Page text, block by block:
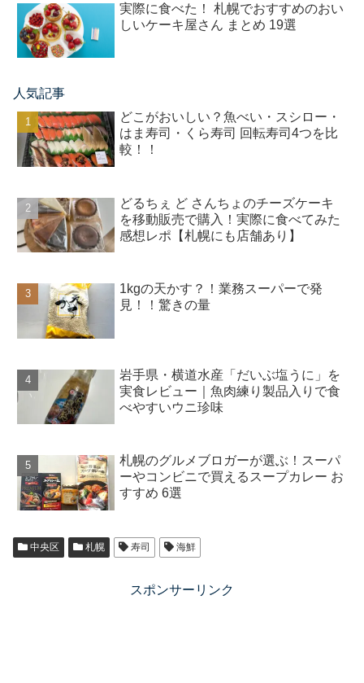
実際に食べた！ 札幌でおすすめのおい
しいケーキ屋さん まとめ 19選
人気記事
どこがおいしい？魚べい・スシロー・
はま寿司・くら寿司 回転寿司4つを比
較！！
どるちぇ ど さんちょのチーズケーキ
を移動販売で購入！実際に食べてみた
感想レポ【札幌にも店舗あり】
1kgの天かす？！業務スーパーで発
見！！驚きの量
岩手県・横道水産「だいぶ塩うに」を
実食レビュー｜魚肉練り製品入りで食
べやすいウニ珍味
札幌のグルメブロガーが選ぶ！スーパ
ーやコンビニで買えるスープカレー お
すすめ 6選
中央区 札幌 寿司 海鮮
スポンサーリンク